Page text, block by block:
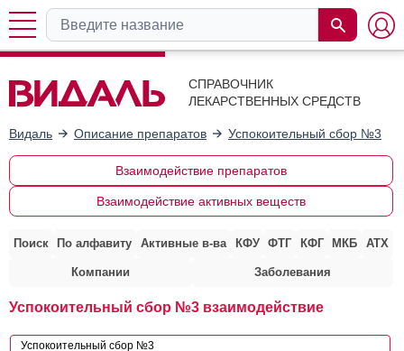
СПРАВОЧНИК
ЛЕКАРСТВЕННЫХ СРЕДСТВ
Видаль Описание препаратов Успокоительный сбор №3
Взаимодействие препаратов
Взаимодействие активных веществ
Поиск По алфавиту Активные в-ва КФУ ФТГ КФГ МКБ АТХ
Компании Заболевания
Успокоительный сбор №3 взаимодействие